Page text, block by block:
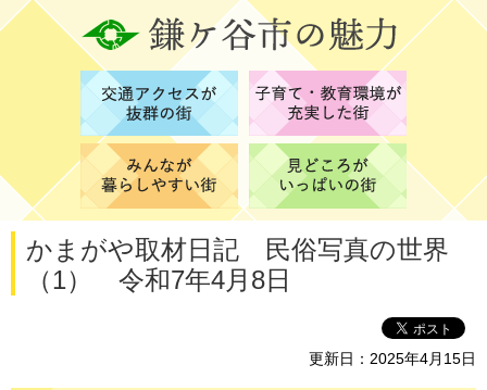
かまがや取材日記 民俗写真の世界
（1） 令和7年4月8日
更新日：2025年4月15日